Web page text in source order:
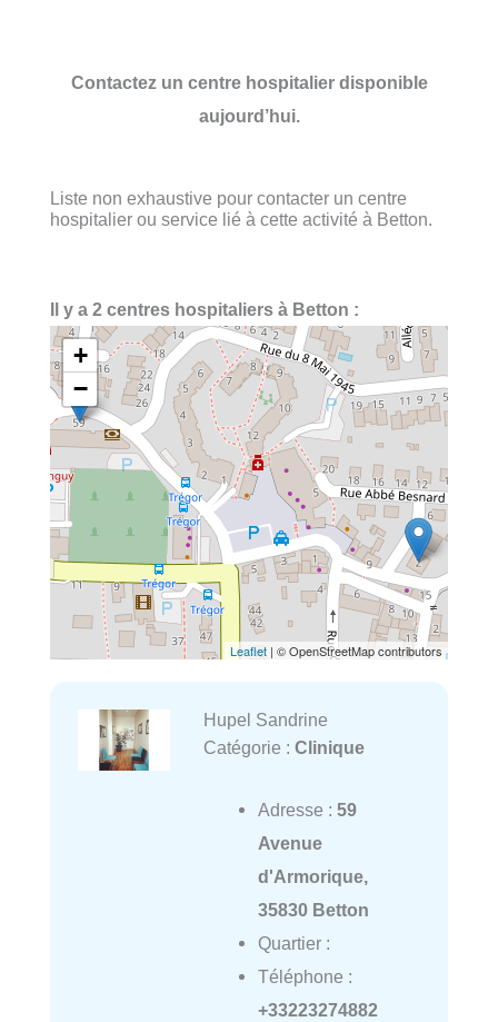
Contactez un centre hospitalier disponible
aujourd’hui.
Liste non exhaustive pour contacter un centre
hospitalier ou service lié à cette activité à Betton.
Il y a 2 centres hospitaliers à Betton :
+
−
Leaflet | © OpenStreetMap contributors
Hupel Sandrine
Catégorie : Clinique
Adresse : 59
Avenue
d'Armorique,
35830 Betton
Quartier :
Téléphone :
+33223274882